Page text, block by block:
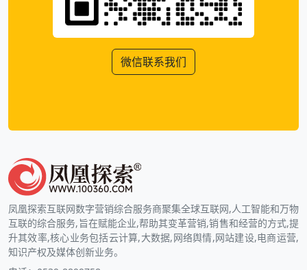
微信联系我们
凤凰探索互联网数字营销综合服务商聚集全球互联网,人工智能和万物
互联的综合服务,旨在赋能企业,帮助其变革营销,销售和经营的方式,提
升其效率,核心业务包括云计算,大数据,网络舆情,网站建设,电商运营,
知识产权及媒体创新业务。